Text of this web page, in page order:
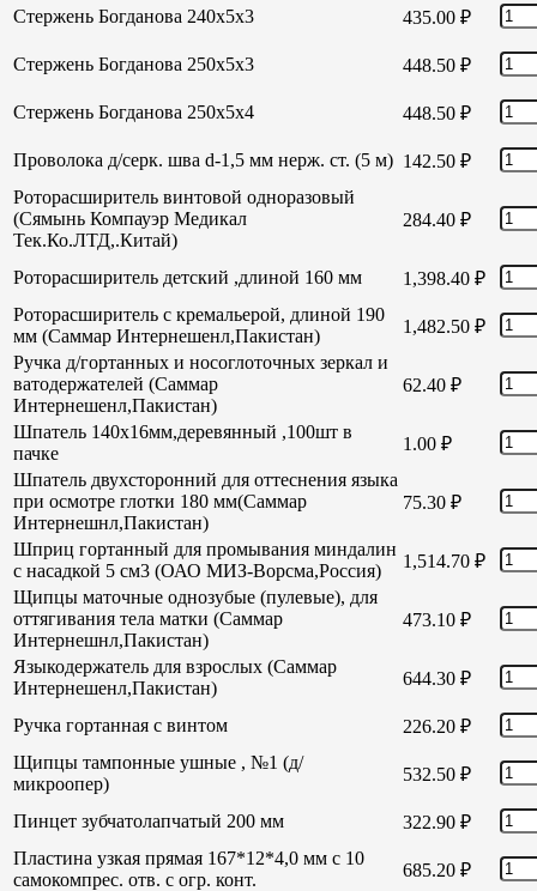
Стержень Богданова 240х5х3 435.00 ₽
Стержень Богданова 250х5х3 448.50 ₽
Стержень Богданова 250х5х4 448.50 ₽
Проволока д/серк. шва d-1,5 мм нерж. ст. (5 м) 142.50 ₽
Роторасширитель винтовой одноразовый
(Сямынь Компауэр Медикал
Тек.Ко.ЛТД,.Китай)
284.40 ₽
Роторасширитель детский ,длиной 160 мм 1,398.40 ₽
Роторасширитель с кремальерой, длиной 190
мм (Саммар Интернешенл,Пакистан)
1,482.50 ₽
Ручка д/гортанных и носоглоточных зеркал и
ватодержателей (Саммар
Интернешенл,Пакистан)
62.40 ₽
Шпатель 140х16мм,деревянный ,100шт в
пачке
1.00 ₽
Шпатель двухсторонний для оттеснения языка
при осмотре глотки 180 мм(Саммар
Интернешнл,Пакистан)
75.30 ₽
Шприц гортанный для промывания миндалин
с насадкой 5 см3 (ОАО МИЗ-Ворсма,Россия)
1,514.70 ₽
Щипцы маточные однозубые (пулевые), для
оттягивания тела матки (Саммар
Интернешнл,Пакистан)
473.10 ₽
Языкодержатель для взрослых (Саммар
Интернешенл,Пакистан)
644.30 ₽
Ручка гортанная с винтом 226.20 ₽
Щипцы тампонные ушные , №1 (д/
микроопер)
532.50 ₽
Пинцет зубчатолапчатый 200 мм 322.90 ₽
Пластина узкая прямая 167*12*4,0 мм с 10
самокомпрес. отв. с огр. конт.
685.20 ₽